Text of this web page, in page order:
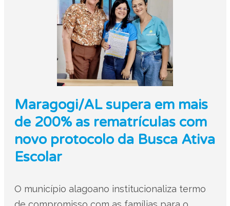
Maragogi/AL supera em mais
de 200% as rematrículas com
novo protocolo da Busca Ativa
Escolar
O município alagoano institucionaliza termo